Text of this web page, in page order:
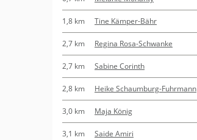
1,8 km Tine Kämper-Bähr
2,7 km Regina Rosa-Schwanke
2,7 km Sabine Corinth
2,8 km Heike Schaumburg-Fuhrmann
3,0 km Maja König
3,1 km Saide Amiri